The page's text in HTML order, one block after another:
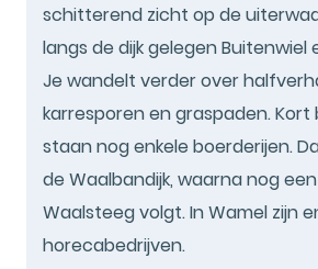
schitterend zicht op de
langs de dijk gelegen Buitenwiel
Je wandelt verder over
karresporen en graspaden. Kort
staan nog enkele boerderijen.
de Waalbandijk, waarna nog
Waalsteeg volgt. In Wamel zijn
horecabedrijven.